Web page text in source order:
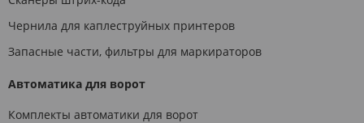
Чернила для каплеструйных принтеров
Запасные части, фильтры для маркираторов
Автоматика для ворот
Комплекты автоматики для ворот